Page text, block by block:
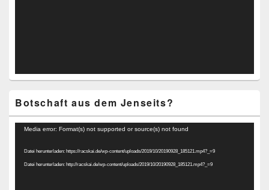
Botschaft aus dem Jenseits?
Video-
Media error: Format(s) not supported or source(s) not found
Datei herunterladen: https://racskai.de/wp-content/uploads/2019/10/20190928_185121.mp4?_=9
Datei herunterladen: http://racskai.de/wp-content/uploads/2019/10/20190928_185121.mp4?_=9